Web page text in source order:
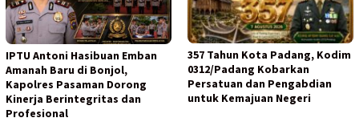
IPTU Antoni Hasibuan Emban
Amanah Baru di Bonjol,
Kapolres Pasaman Dorong
Kinerja Berintegritas dan
Profesional
357 Tahun Kota Padang, Kodim
0312/Padang Kobarkan
Persatuan dan Pengabdian
untuk Kemajuan Negeri